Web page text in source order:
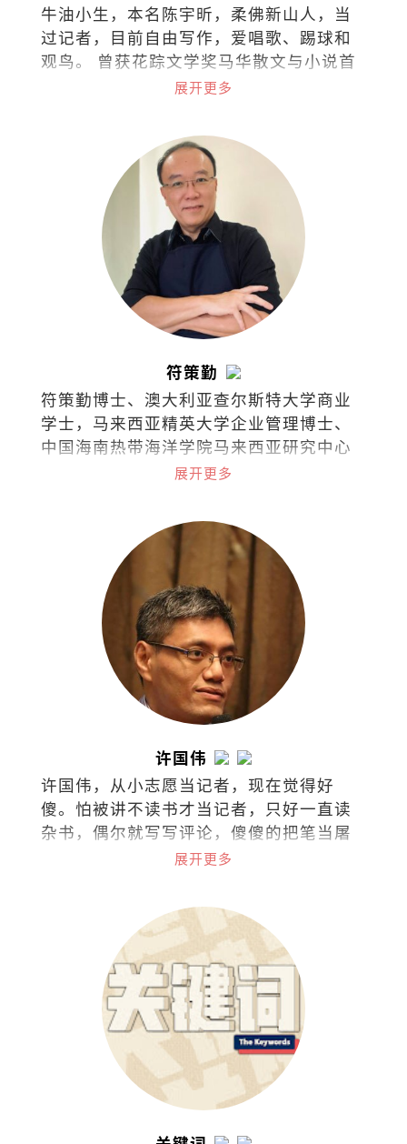
牛油小生，本名陈宇昕，柔佛新山人，当
过记者，目前自由写作，爱唱歌、踢球和
观鸟。 曾获花踪文学奖马华散文与小说首
奖，台湾梁实秋文学奖散文评审奖，着有
《列车男女》《阿卡贝拉》《写给未来情
人的足球指南》，小说集《南方少年与健
忘老头》《那些进化了的，以及⋯⋯》，
曾出版独立小志《SEAL》（共七期），并
为新加坡导演陈哲艺电影《热带雨》同名
主题曲填词。
展开更多
符策勤
符策勤博士、澳大利亚查尔斯特大学商业
学士，马来西亚精英大学企业管理博士、
中国海南热带海洋学院马来西亚研究中心
学术委员会委员。展开更多
许国伟
许国伟，从小志愿当记者，现在觉得好
傻。怕被讲不读书才当记者，只好一直读
杂书，偶尔就写写评论，傻傻的把笔当屠
展开更多